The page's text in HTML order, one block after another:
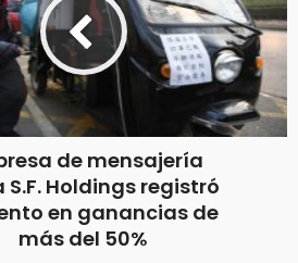
de mensajería
S.F. Holdings registró
en ganancias de
más del 50%